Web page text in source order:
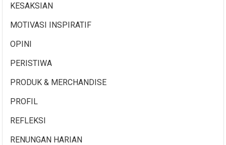
KESAKSIAN
MOTIVASI INSPIRATIF
OPINI
PERISTIWA
PRODUK & MERCHANDISE
PROFIL
REFLEKSI
RENUNGAN HARIAN